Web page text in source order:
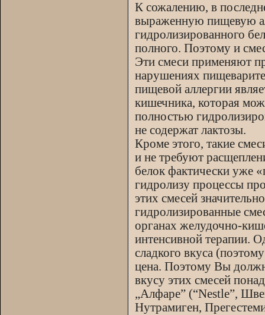
К сожалению, в
выраженную пищевую
гидролизированного
полного. Поэтому и
Эти смеси применяют
нарушениях
пищевой аллергии
кишечника, которая
полностью
не содержат лактозы.
Кроме этого, такие
и не требуют
белок фактически уже
гидролизу процессы
этих смесей
гидролизированные
органах желудочно-
интенсивной терапии.
сладкого вкуса
цена. Поэтому Вы
вкусу этих смесей
„Алфаре” (“Nestle”,
Нутрамиген,